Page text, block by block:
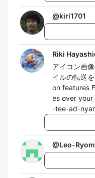
@kiri1701
Riki
アイコン画
イルの転送
on features
es over
-tee-ad-
@Leo-